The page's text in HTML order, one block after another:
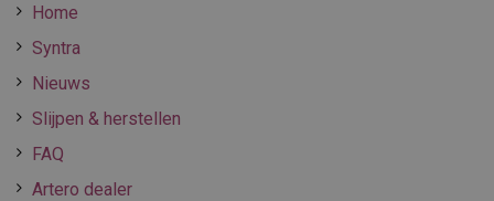
Home
Syntra
Nieuws
Slijpen & herstellen
FAQ
Artero dealer